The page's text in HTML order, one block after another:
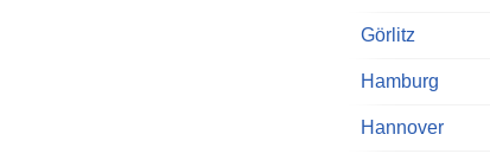
Görlitz
Hamburg
Hannover